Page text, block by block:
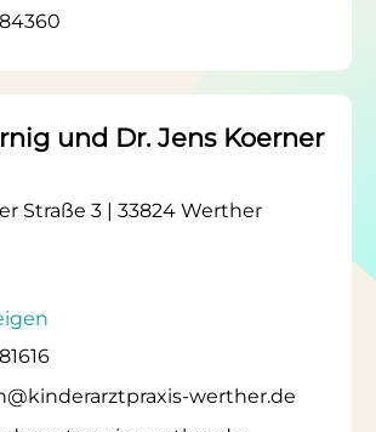
und Dr. Jens Koerner
Straße 3 | 33824 Werther
werther.de